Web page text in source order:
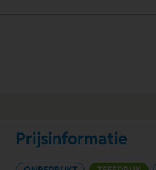
Prijsinformatie